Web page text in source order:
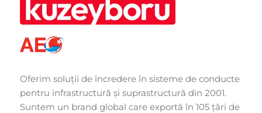
Oferim soluții de încredere în sisteme de conducte
pentru infrastructură și suprastructură din 2001.
Suntem un brand global care exportă în 105 țări de